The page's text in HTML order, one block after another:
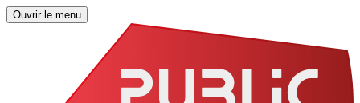
Ouvrir le menu